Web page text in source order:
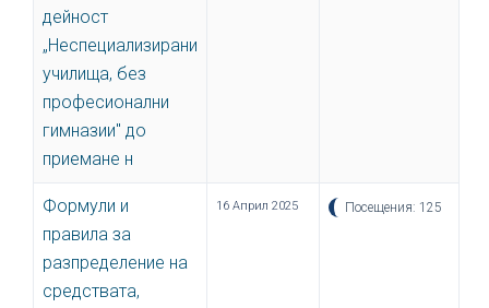
дейност
„Неспециализирани
училища, без
професионални
гимназии" до
приемане н
Формули и
правила за
разпределение на
средствата,
16 Април 2025 Посещения: 125